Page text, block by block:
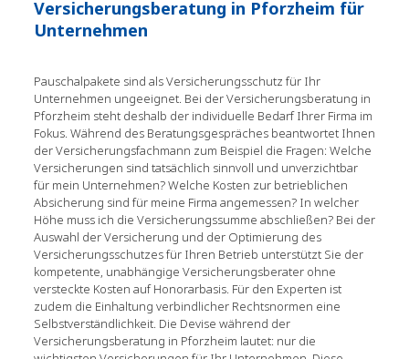
Versicherungsberatung in Pforzheim für
Unternehmen
Pauschalpakete sind als Versicherungsschutz für Ihr
Unternehmen ungeeignet. Bei der Versicherungsberatung in
Pforzheim steht deshalb der individuelle Bedarf Ihrer Firma im
Fokus. Während des Beratungsgespräches beantwortet Ihnen
der Versicherungsfachmann zum Beispiel die Fragen: Welche
Versicherungen sind tatsächlich sinnvoll und unverzichtbar
für mein Unternehmen? Welche Kosten zur betrieblichen
Absicherung sind für meine Firma angemessen? In welcher
Höhe muss ich die Versicherungssumme abschließen? Bei der
Auswahl der Versicherung und der Optimierung des
Versicherungsschutzes für Ihren Betrieb unterstützt Sie der
kompetente, unabhängige Versicherungsberater ohne
versteckte Kosten auf Honorarbasis. Für den Experten ist
zudem die Einhaltung verbindlicher Rechtsnormen eine
Selbstverständlichkeit. Die Devise während der
Versicherungsberatung in Pforzheim lautet: nur die